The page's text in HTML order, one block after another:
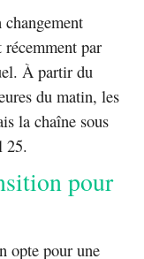
changement
par
À partir du
du matin, les
la chaîne sous
25.
pour
opte pour une